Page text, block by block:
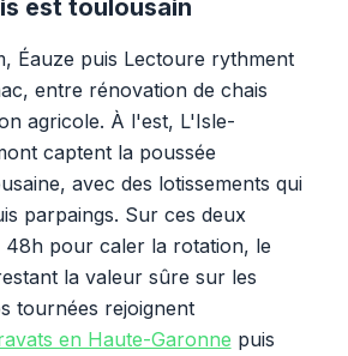
est toulousain
Éauze puis Lectoure rythment
entre rénovation de chais
agricole. À l'est, L'Isle-
captent la poussée
avec des lotissements qui
parpaings. Sur ces deux
48h pour caler la rotation, le
la valeur sûre sur les
tournées rejoignent
en Haute-Garonne puis